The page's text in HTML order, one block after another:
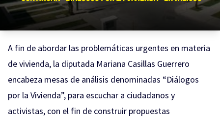
A fin de abordar las problemáticas urgentes en materia
de vivienda, la diputada Mariana Casillas Guerrero
encabeza mesas de análisis denominadas “Diálogos
por la Vivienda”, para escuchar a ciudadanos y
activistas, con el fin de construir propuestas